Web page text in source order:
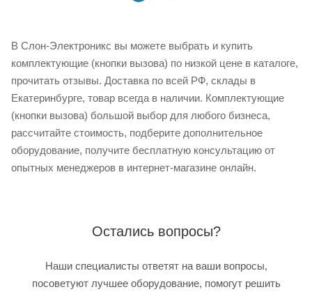
В Слон-Электроникс вы можете выбрать и купить
комплектующие (кнопки вызова) по низкой цене в каталоге,
прочитать отзывы. Доставка по всей РФ, склады в
Екатеринбурге, товар всегда в наличии. Комплектующие
(кнопки вызова) большой выбор для любого бизнеса,
рассчитайте стоимость, подберите дополнительное
оборудование, получите бесплатную консультацию от
опытных менеджеров в интернет-магазине онлайн.
Остались вопросы?
Наши специалисты ответят на ваши вопросы,
посоветуют лучшее оборудование, помогут решить